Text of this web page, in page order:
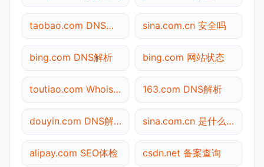
taobao.com DNS解析 sina.com.cn 安全吗
bing.com DNS解析 bing.com 网站状态
toutiao.com Whois查询 163.com DNS解析
douyin.com DNS解析 sina.com.cn 是什么网站
alipay.com SEO体检 csdn.net 备案查询